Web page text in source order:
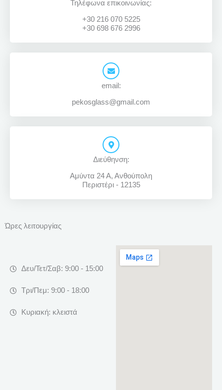
Τηλέφωνα επικοινωνίας:
+30 216 070 5225
+30 698 676 2996
email:
pekosglass@gmail.com
Διεύθηνση:
Αμύντα 24 Α, Ανθούπολη
Περιστέρι - 12135
Ώρες λειτουργίας
Δευ/Τετ/Σαβ: 9:00 - 15:00
Τρι/Πεμ: 9:00 - 18:00
Κυριακή: κλειστά